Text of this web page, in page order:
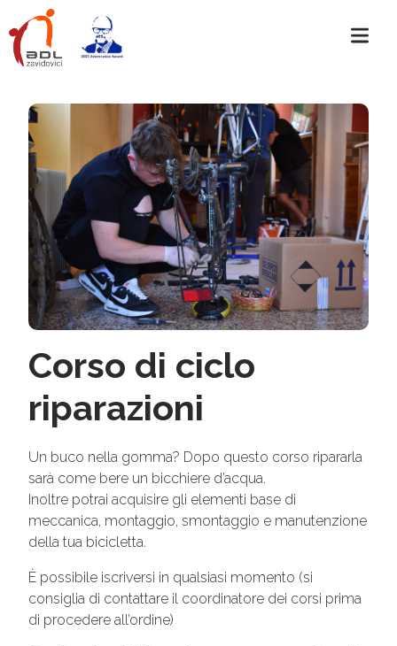
Corso di ciclo
riparazioni
Un buco nella gomma? Dopo questo corso ripararla
sarà come bere un bicchiere d’acqua.
Inoltre potrai acquisire gli elementi base di
meccanica, montaggio, smontaggio e manutenzione
della tua bicicletta.
È possibile iscriversi in qualsiasi momento (si
consiglia di contattare il coordinatore dei corsi prima
di procedere all’ordine)